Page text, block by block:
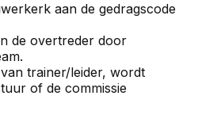
aan de gedragscode
de overtreder door
trainer/leider, wordt
of de commissie